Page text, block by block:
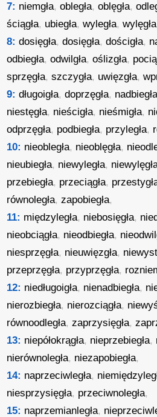
7: niemgła,obległa,oblęgła,
ściągła, ubiegła,wyległa,wylęgła
8: dosięgła,dosięgła,dościgła,
odbiegła,odwilgła,oślizgła,
sprzęgła,szczygła, uwięzgła,
9: długoigła,doprzęgła,
niestęgła, nieścigła, nieśmigła,
odprzęgła, podbiegła, przyległa,
10: nieobległa, nieoblęgła,
nieubiegła, niewyległa,
przebiegła, przeciągła,
równoległa,zapobiegła,
11: międzyległa, niebosięgła,
nieobciągła, nieodbiegła,
niesprzęgła, nieuwięzgła,
przeprzęgła, przyprzęgła,
12: niedługoigła, nienadbiegła,
nierozbiegła, nierozciągła,
równoodległa,zaprzysięgła,
13: niepółokrągła, nieprzebiegła,
nierównoległa, niezapobiegła,
14: naprzeciwległa,
niesprzysięgła, przeciwnoległa,
15: naprzemianległa,